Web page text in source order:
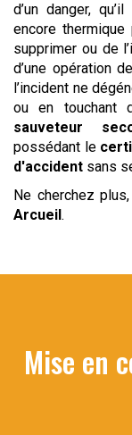
d’un danger,
encore thermique
supprimer ou de
d’une opération de
l’incident ne
ou en touchant
sauveteur
possédant le
d'accident sans
Ne cherchez
Arcueil.
Mise en